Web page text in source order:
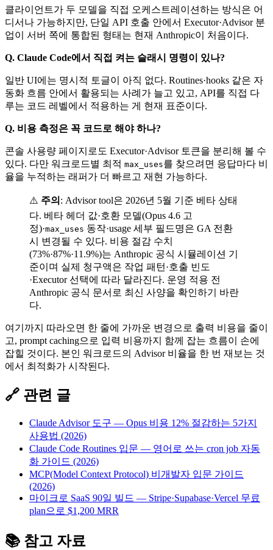
클라이언트가 두 모델을 직접 오케스트레이션하는 방식은 어
디서나 가능하지만, 단일 API 호출 안에서 Executor·Advisor 분
업이 서버 쪽에 통합된 형태는 현재 Anthropic이 처음이다.
Q. Claude Code에서 직접 켜는 슬래시 명령이 있나?
일반 UI에는 명시적 토글이 아직 없다. Routines·hooks 같은 자
동화 흐름 안에서 활용되는 사례가 늘고 있고, API를 직접 다
루는 코드 레벨에서 적용하는 게 현재 표준이다.
Q. 비용 측정은 꼭 코드로 해야 하나?
콘솔 사용량 페이지로도 Executor·Advisor 토큰을 분리해 볼 수
있다. 다만 워크로드별 최적 max_uses를 찾으려면 응답마다 비
율을 누적하는 래퍼가 더 빠르고 재현 가능하다.
⚠️ 주의 : Advisor tool은 2026년 5월 기준 베타 상태
다. 베타 헤더 값·호환 모델(Opus 4.6 고
정)·max_uses 동작·usage 세부 필드명은 GA 전환
시 변경될 수 있다. 비용 절감 수치
(73%·87%·11.9%)는 Anthropic 공식 시뮬레이션 기
준이며 실제 청구액은 작업 패턴·호출 빈도
·Executor 선택에 따라 달라진다. 운영 적용 전
Anthropic 공식 문서로 최신 사양을 확인하기 바란
다.
여기까지 따라오면 한 줄에 가까운 변경으로 출력 비용을 줄이
고, prompt caching으로 입력 비용까지 함께 잡는 흐름이 손에
잡힐 것이다. 본인 워크로드의 Advisor 비율을 한 번 재보는 것
에서 최적화가 시작된다.
🔗 관련 글
Claude Advisor 도구 — Opus 비용 12% 절감하는 5가지
사용법 (2026)
Claude Code Routines 입문 — 영어로 쓰는 cron job 자동
화 가이드 (2026)
MCP(Model Context Protocol) 비개발자 입문 가이드
(2026)
마이크로 SaaS 90일 빌드 — Stripe·Supabase·Vercel 무료
plan으로 $1,200 MRR
📚 참고 자료